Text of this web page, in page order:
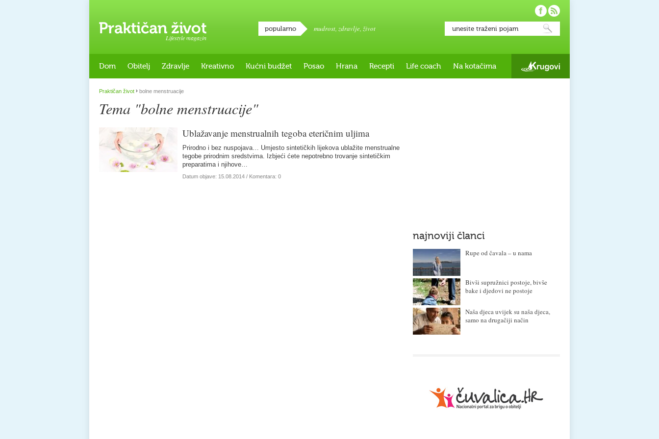
Lifestyle magazin
popularno mudrost, zdravlje, život
Dom Obitelj Zdravlje Kreativno Kućni budžet Posao Hrana Recepti Life coach Na kotačima
Praktičan život › bolne menstruacije
Tema "bolne menstruacije"
Ublažavanje menstrualnih tegoba eteričnim uljima
Prirodno i bez nuspojava… Umjesto sintetičkih lijekova ublažite menstrualne
tegobe prirodnim sredstvima. Izbjeći ćete nepotrebno trovanje sintetičkim
preparatima i njihove…
Datum objave: 15.08.2014 / Komentara: 0
najnoviji članci
Rupe od čavala – u nama
Bivši supružnici postoje, bivše
bake i djedovi ne postoje
Naša djeca uvijek su naša djeca,
samo na drugačiji način